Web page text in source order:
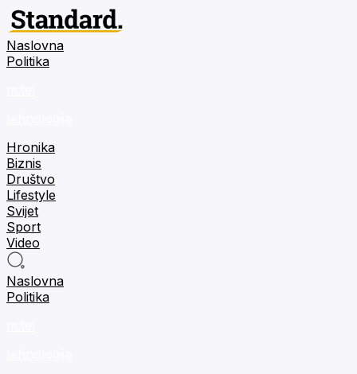
Naslovna
Politika
Hronika
Biznis
Društvo
Lifestyle
Svijet
Sport
Video
Naslovna
Politika